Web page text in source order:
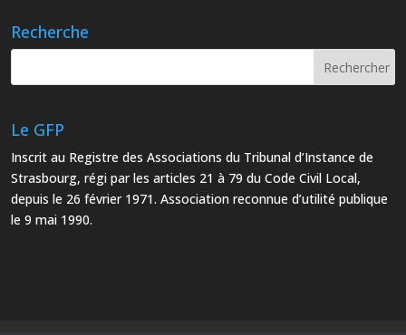
Recherche
Le GFP
Inscrit au Registre des Associations du Tribunal d’Instance de
Strasbourg, régi par les articles 21 à 79 du Code Civil Local,
depuis le 26 février 1971. Association reconnue d’utilité publique
le 9 mai 1990.